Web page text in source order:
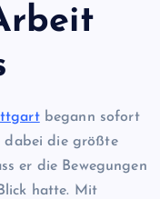
begann sofort
dabei die größte
er die Bewegungen
hatte. Mit